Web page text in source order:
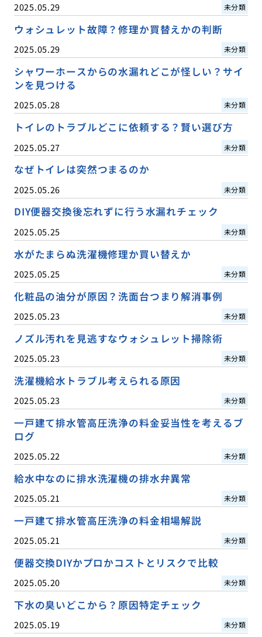
2025.05.29 未分類
ウォシュレット故障？修理か買替えかの判断
2025.05.29 未分類
シャワーホースからの水漏れどこが怪しい？サイ
ンを見つける
2025.05.28 未分類
トイレのトラブルどこに依頼する？賢い選び方
2025.05.27 未分類
なぜトイレは突然つまるのか
2025.05.26 未分類
DIY便器交換後忘れずに行う水漏れチェック
2025.05.25 未分類
水がたまらぬ洗濯機修理か買い替えか
2025.05.25 未分類
化粧品の油分が原因？洗面台つまり解消事例
2025.05.23 未分類
ノズル汚れを見逃すなウォシュレット掃除術
2025.05.23 未分類
洗濯機給水トラブル考えられる原因
2025.05.23 未分類
一戸建て排水管高圧洗浄の料金妥当性を考えるブ
ログ
2025.05.22 未分類
給水中なのに排水洗濯機の排水弁異常
2025.05.21 未分類
一戸建て排水管高圧洗浄の料金相場解説
2025.05.21 未分類
便器交換DIYかプロかコストとリスクで比較
2025.05.20 未分類
下水の臭いどこから？原因特定チェック
2025.05.19 未分類